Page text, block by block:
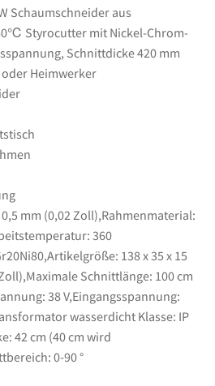
Schaumschneider aus
Styrocutter mit Nickel-Chrom-
Schnittdicke 420 mm
Heimwerker
mm (0,02 Zoll),Rahmenmaterial:
360
138 x 35 x 15
Schnittlänge: 100 cm
38 V,Eingangsspannung:
wasserdicht Klasse: IP
42 cm (40 cm wird
0-90 °